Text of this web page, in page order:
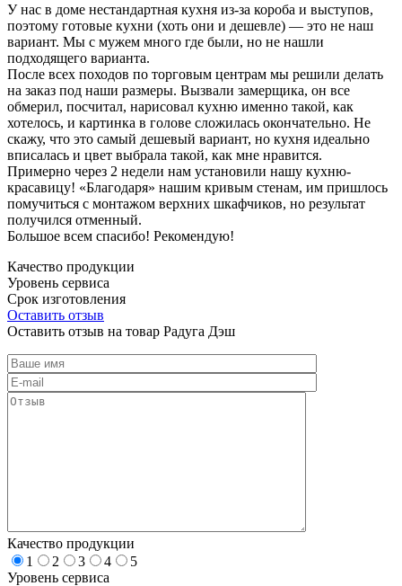
У нас в доме нестандартная кухня из-за короба и выступов,
поэтому готовые кухни (хоть они и дешевле) — это не наш
вариант. Мы с мужем много где были, но не нашли
подходящего варианта.
После всех походов по торговым центрам мы решили делать
на заказ под наши размеры. Вызвали замерщика, он все
обмерил, посчитал, нарисовал кухню именно такой, как
хотелось, и картинка в голове сложилась окончательно. Не
скажу, что это самый дешевый вариант, но кухня идеально
вписалась и цвет выбрала такой, как мне нравится.
Примерно через 2 недели нам установили нашу кухню-
красавицу! «Благодаря» нашим кривым стенам, им пришлось
помучиться с монтажом верхних шкафчиков, но результат
получился отменный.
Большое всем спасибо! Рекомендую!
Качество продукции
Уровень сервиса
Срок изготовления
Оставить отзыв
Оставить отзыв на товар Радуга Дэш
Качество продукции
1
2 3 4
5
Уровень сервиса